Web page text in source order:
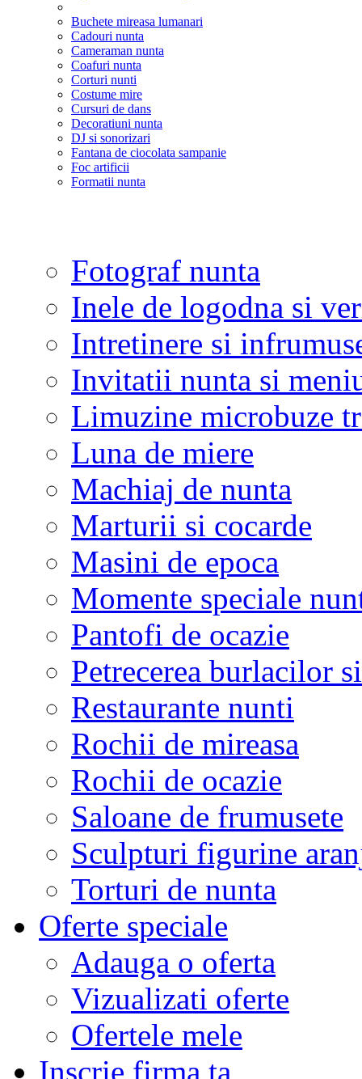
Buchete mireasa lumanari
Cadouri nunta
Cameraman nunta
Coafuri nunta
Corturi nunti
Costume mire
Cursuri de dans
Decoratiuni nunta
DJ si sonorizari
Fantana de ciocolata sampanie
Foc artificii
Formatii nunta
Fotograf nunta
Inele de logodna si
Intretinere si
Invitatii nunta si
Limuzine microbuze
Luna de miere
Machiaj de nunta
Marturii si cocarde
Masini de epoca
Momente speciale
Pantofi de ocazie
Petrecerea burlacilor
Restaurante nunti
Rochii de mireasa
Rochii de ocazie
Saloane de frumusete
Sculpturi figurine
Torturi de nunta
Oferte speciale
Adauga o oferta
Vizualizati oferte
Ofertele mele
Inscrie firma ta